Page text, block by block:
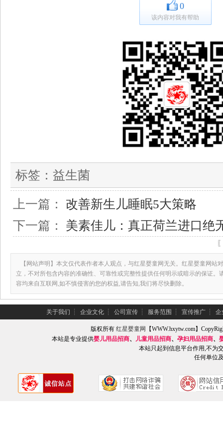
0
该内容对我有帮助
标签： 益生菌
上一篇： 改善新生儿睡眠5大策略
下一篇： 美素佳儿：真正荷兰进口绝
【网站声明】本文仅代表作者本人观点，与红星婴童网无关。红星婴童网站
立，不对所包含内容的准确性、可靠性或完整性提供任何明示或暗示的保证。
容均来自互联网,如不慎侵害的您的权益,请告知,我们将尽快删除。
关于我们 ┆ 企业文化 ┆ 公司宣传 ┆ 服务范围 ┆ 宣传推广 ┆ 企
版权所有红星婴童网
【WWW.hxytw.com】
本站是专业提供婴儿用品招商、 儿童用品招商、 孕妇用品招商、
本站只起到信息平台作用,不为
任何单位